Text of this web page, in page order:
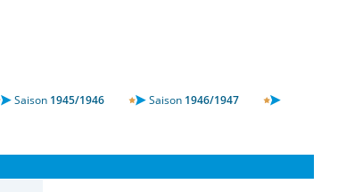
Saison 1945/1946 Saison 1946/1947